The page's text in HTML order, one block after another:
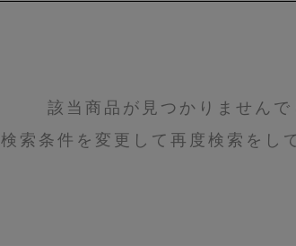
該当商品が見つかりませんで
検索条件を変更して再度検索をし